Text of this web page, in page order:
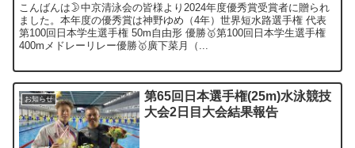
こんばんは🌛中京清泳会の皆様より2024年度優秀賞受賞者に贈られ
ました。本年度の優秀賞は神野ゆめ（4年）世界短水路選手権 代表
第100回日本学生選手権 50m自由形 優勝🥇第100回日本学生選手権
400mメドレーリレー優勝🥇廣下菜月（...
お知らせ
第65回日本選手権(25m)水泳競技
大会2日目大会結果報告